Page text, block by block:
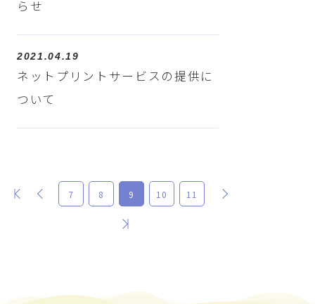
らせ
2021.04.19
ネットプリントサービスの提供に
ついて
最初 前 7 8 9 10 11
最後